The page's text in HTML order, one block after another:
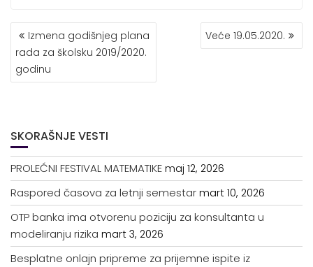
KRETANJE
ČLANKA
Izmena godišnjeg plana
rada za školsku 2019/2020.
godinu
Veće 19.05.2020.
SKORAŠNJE VESTI
PROLEĆNI FESTIVAL MATEMATIKE maj 12, 2026
Raspored časova za letnji semestar mart 10, 2026
OTP banka ima otvorenu poziciju za konsultanta u
modeliranju rizika mart 3, 2026
Besplatne onlajn pripreme za prijemne ispite iz